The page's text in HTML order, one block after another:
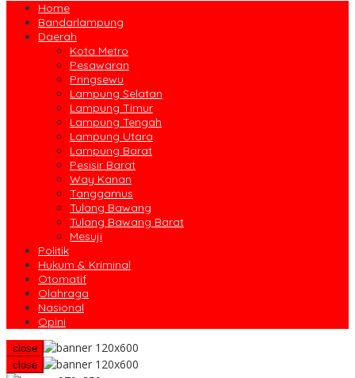
Home
Bandarlampung
Daerah
Kota Metro
Pesawaran
Pringsewu
Lampung Selatan
Lampung Timur
Lampung Tengah
Lampung Utara
Lampung Barat
Pesisir Barat
Way Kanan
Tanggamus
Tulang Bawang
Tulang Bawang Barat
Mesuji
Politik
Hukum & Kriminal
Otomatif
Olahraga
Nasional
Opini
close
close